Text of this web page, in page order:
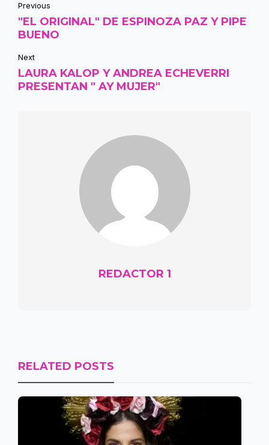
Previous
"EL ORIGINAL" DE ESPINOZA PAZ Y PIPE
BUENO
Next
LAURA KALOP Y ANDREA ECHEVERRI
PRESENTAN " AY MUJER"
REDACTOR 1
RELATED POSTS